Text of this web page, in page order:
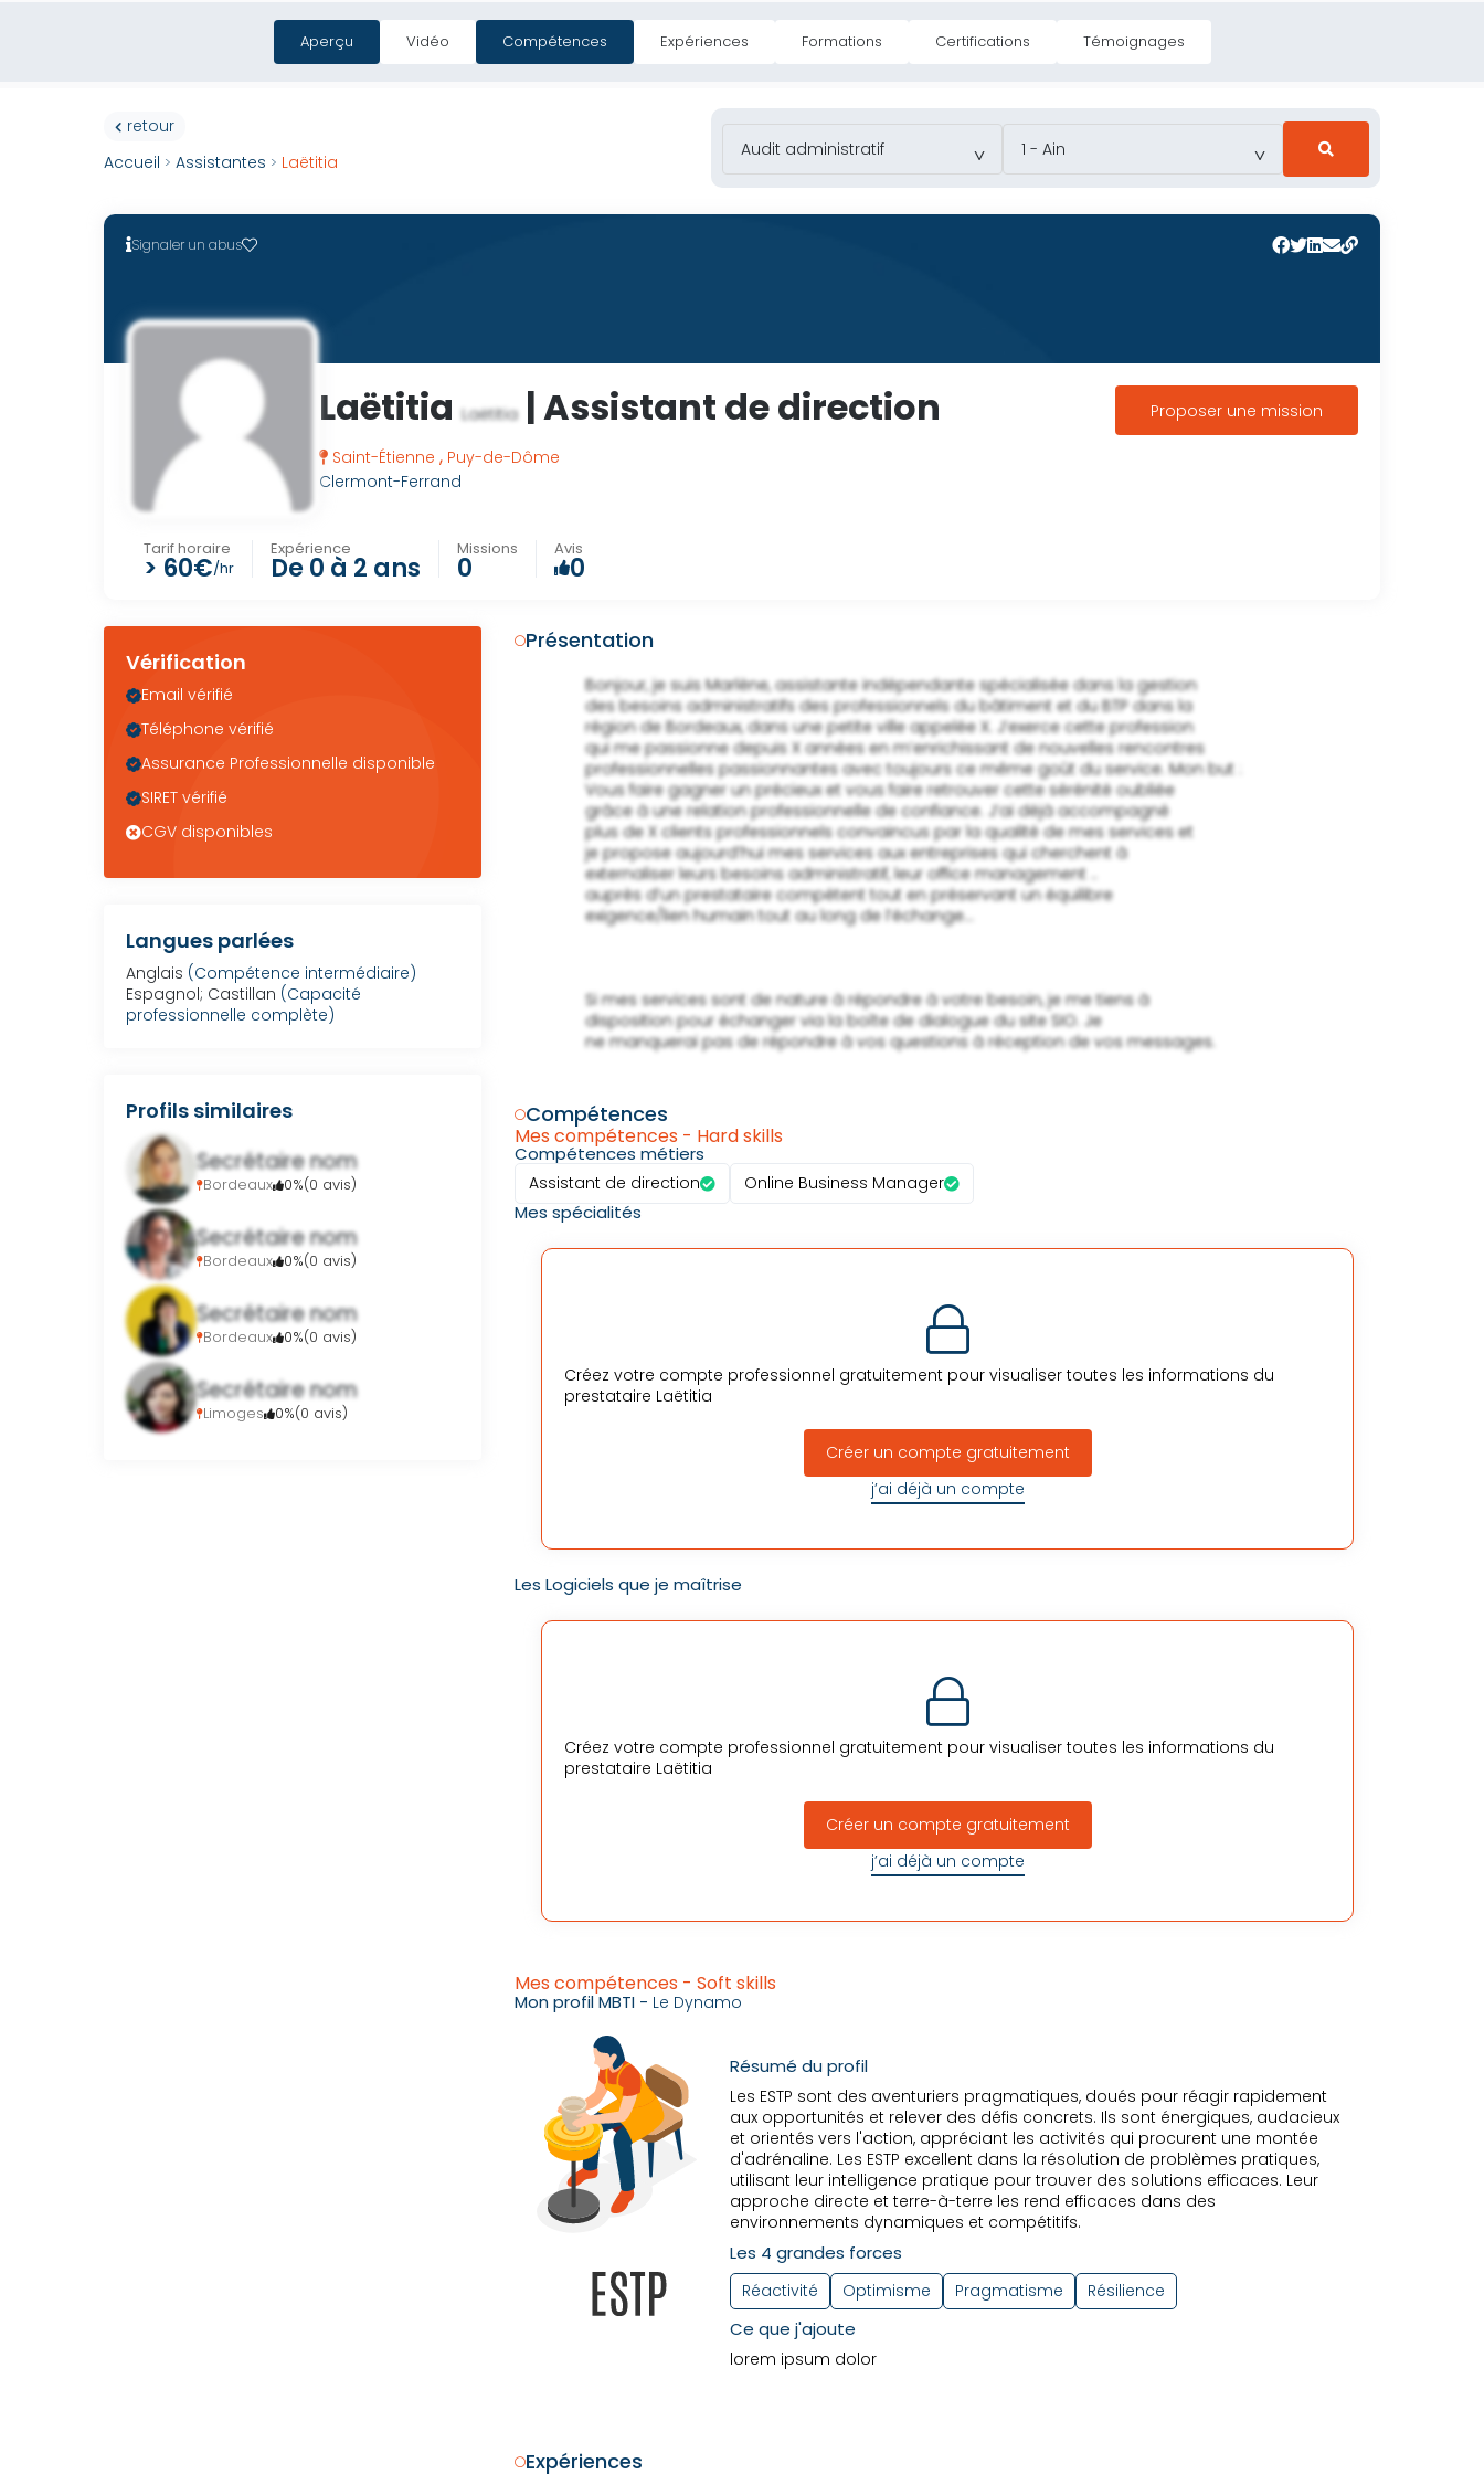
Cas entreprises Ressources Assistants Missions Adhésion Prestataire Accès assistant
retour
Accueil >Assistantes > Laëtitia
Signaler un abus
LaëtitiaLaëtitia| Assistant de direction
Saint-Étienne, Puy-de-Dôme
Clermont-Ferrand
Proposer une mission
Tarif horaire
> 60€/hr
Expérience
De 0 à 2 ans
Missions
0
Avis
0
Aperçu Vidéo Compétences Expériences Formations Certifications Témoignages
Vérification
Email vérifié
Téléphone vérifié
Assurance Professionnelle disponible
SIRET vérifié
CGV disponibles
Langues parlées
Anglais (Compétence intermédiaire)
Espagnol; Castillan (Capacité
professionnelle complète)
Profils similaires
Secrétaire nom
Bordeaux 0%(0 avis)
Secrétaire nom
Bordeaux 0%(0 avis)
Secrétaire nom
Bordeaux 0%(0 avis)
Secrétaire nom
Limoges 0%(0 avis)
Présentation
                Bonjour, je suis Marlène, assistante indépendante spécialisée dans la gestion
                des besoins administratifs des professionnels du bâtiment et du BTP dans la
                région de Bordeaux, dans une petite ville appelée X. J’exerce cette profession
                qui me passionne depuis X années en m’enrichissant de nouvelles rencontres
                professionnelles passionnantes avec toujours ce même goût du service. Mon but :
                Vous faire gagner un précieux et vous faire retrouver cette sérénité oubliée
                grâce à une relation professionnelle de confiance. J’ai déjà accompagné
                plus de X clients professionnels convaincus par la qualité de mes services et
                je propose aujourd’hui mes services aux entreprises qui cherchent à
                externaliser leurs besoins administratif, leur office management ..
                auprès d’un prestataire compétent tout en préservant un équilibre
                exigence/lien humain tout au long de l’échange...
                Si mes services sont de nature à répondre à votre besoin, je me tiens à
                disposition pour échanger via la boîte de dialogue du site SIO. Je
                ne manquerai pas de répondre à vos questions à réception de vos messages.
Compétences
Mes compétences - Hard skills
Compétences métiers
Assistant de direction Online Business Manager
Mes spécialités
Créez votre compte professionnel gratuitement pour visualiser toutes les informations du
prestataire Laëtitia
Créer un compte gratuitement
j’ai déjà un compte
Les Logiciels que je maîtrise
Créez votre compte professionnel gratuitement pour visualiser toutes les informations du
prestataire Laëtitia
Créer un compte gratuitement
j’ai déjà un compte
Mes compétences - Soft skills
Mon profil MBTI - Le Dynamo
Résumé du profil
Les ESTP sont des aventuriers pragmatiques, doués pour réagir rapidement
aux opportunités et relever des défis concrets. Ils sont énergiques, audacieux
et orientés vers l'action, appréciant les activités qui procurent une montée
d'adrénaline. Les ESTP excellent dans la résolution de problèmes pratiques,
utilisant leur intelligence pratique pour trouver des solutions efficaces. Leur
approche directe et terre-à-terre les rend efficaces dans des
environnements dynamiques et compétitifs.
Les 4 grandes forces
Réactivité Optimisme Pragmatisme Résilience
Ce que j'ajoute
lorem ipsum dolor
Expériences